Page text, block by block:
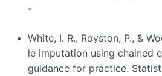
-
White, I. R., Royston, P., &
le imputation using chained
guidance for practice.